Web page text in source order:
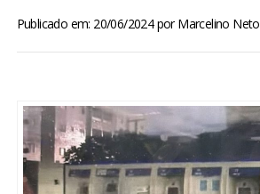
ESPORTES
ENTRETENIMENTO
Publicado em: 20/06/2024porMarcelino Neto